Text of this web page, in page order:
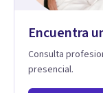
Encuentra
Consulta
presencial.